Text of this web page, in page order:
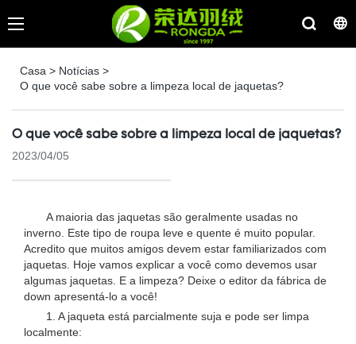
Casa > Notícias >
O que você sabe sobre a limpeza local de jaquetas?
O que você sabe sobre a limpeza local de jaquetas?
2023/04/05
A maioria das jaquetas são geralmente usadas no
inverno. Este tipo de roupa leve e quente é muito popular.
Acredito que muitos amigos devem estar familiarizados com
jaquetas. Hoje vamos explicar a você como devemos usar
algumas jaquetas. E a limpeza? Deixe o editor da fábrica de
down apresentá-lo a você!
1. A jaqueta está parcialmente suja e pode ser limpa
localmente: